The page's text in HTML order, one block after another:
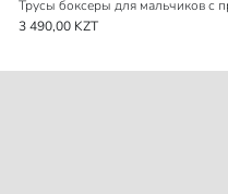
3 490,00 KZT